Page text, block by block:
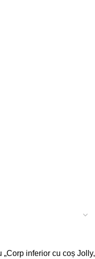
inferior cu coș Jolly,